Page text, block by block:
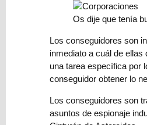
¿cómo
te
ayuda
a
novelas?
Os dije que tenía
Los conseguidores son
inmediato a cuál de
una tarea específica por
conseguidor obtener lo
Los conseguidores son
asuntos de espionaje